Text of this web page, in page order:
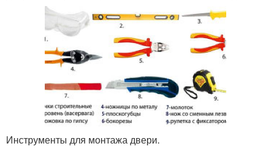
Инструменты для монтажа двери.